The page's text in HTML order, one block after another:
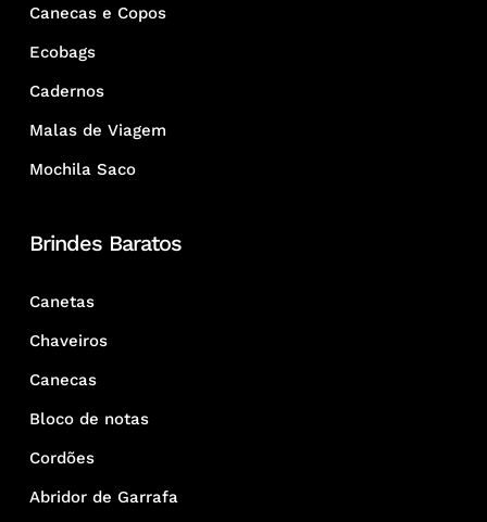
Canecas e Copos
Ecobags
Cadernos
Malas de Viagem
Mochila Saco
Brindes Baratos
Canetas
Chaveiros
Canecas
Bloco de notas
Cordões
Abridor de Garrafa